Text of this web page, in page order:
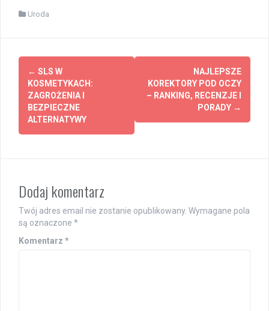
Uroda
Post
navigation
← SLS W
KOSMETYKACH:
ZAGROŻENIA I
BEZPIECZNE
ALTERNATYWY
NAJLEPSZE
KOREKTORY POD OCZY
– RANKING, RECENZJE I
PORADY →
Dodaj komentarz
Twój adres email nie zostanie opublikowany. Wymagane pola
są oznaczone *
Komentarz *